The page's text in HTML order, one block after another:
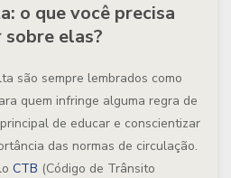
o que você precisa
sobre elas?
são sempre lembrados como
quem infringe alguma regra de
de educar e conscientizar
das normas de circulação.
CTB (Código de Trânsito